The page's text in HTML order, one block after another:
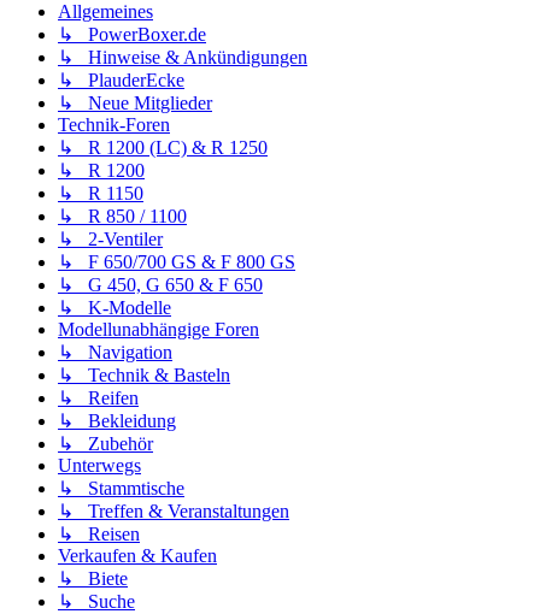
Allgemeines
↳ PowerBoxer.de
↳ Hinweise & Ankündigungen
↳ PlauderEcke
↳ Neue Mitglieder
Technik-Foren
↳ R 1200 (LC) & R 1250
↳ R 1200
↳ R 1150
↳ R 850 / 1100
↳ 2-Ventiler
↳ F 650/700 GS & F 800 GS
↳ G 450, G 650 & F 650
↳ K-Modelle
Modellunabhängige Foren
↳ Navigation
↳ Technik & Basteln
↳ Reifen
↳ Bekleidung
↳ Zubehör
Unterwegs
↳ Stammtische
↳ Treffen & Veranstaltungen
↳ Reisen
Verkaufen & Kaufen
↳ Biete
↳ Suche